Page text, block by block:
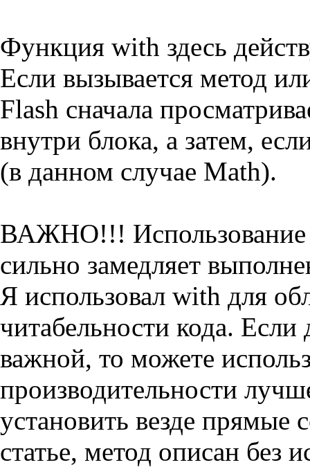
Функция with здесь
Если вызывается метод
Flash сначала
внутри блока, а затем,
(в данном случае Math).
ВАЖНО!!! Использование
сильно замедляет
Я использовал with для
читабельности кода. Если
важной, то можете
производительности
установить везде
статье, метод описан без